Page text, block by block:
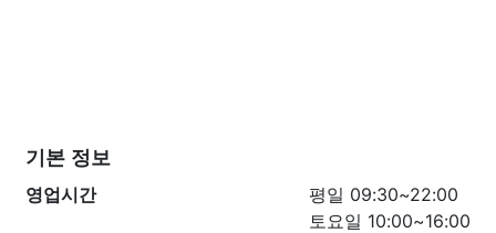
기본 정보
영업시간
평일 09:30~22:00
토요일 10:00~16:00